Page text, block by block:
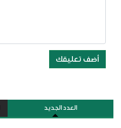
أضف تعليقك
العدد الجديد